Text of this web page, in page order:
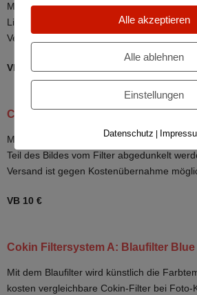
Mit dem Pastel 2 kann bei Porträts etc.
Lichtstimmung erzeugt werden.
Versand ist gegen Kostenübernahme
VB 10 €
Cokin Filtersystem A: Gradual G1 (A
Mit dem Gradual G1 kann bei starken
Teil des Bildes vom Filter abgedunkelt
Versand ist gegen Kostenübernahme
VB 10 €
Cokin Filtersystem A: Blaufilter Blue
Mit dem Blaufilter wird künstlich die
kosten vergleichbare Cokin-Filter bei
Alle akzeptieren
Alle ablehnen
Einstellungen
Datenschutz |